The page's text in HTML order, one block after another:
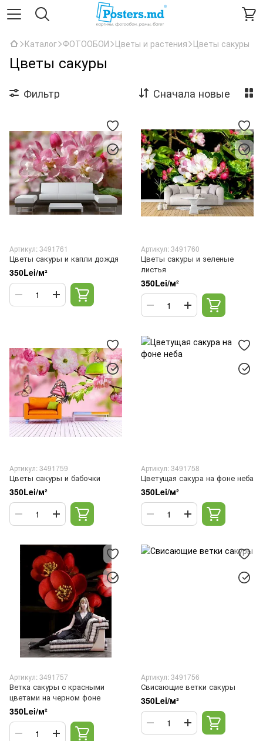
Каталог ФОТООБОИ Цветы и растения Цветы сакуры
Цветы сакуры
Фильтр Сначала новые
Артикул: 3491761
Цветы сакуры и капли дождя
350Lei/м²
Артикул: 3491760
Цветы сакуры и зеленые
листья
350Lei/м²
Артикул: 3491759
Цветы сакуры и бабочки
350Lei/м²
Артикул: 3491758
Цветущая сакура на фоне неба
350Lei/м²
Артикул: 3491757
Ветка сакуры с красными
цветами на черном фоне
350Lei/м²
Артикул: 3491756
Свисающие ветки сакуры
350Lei/м²